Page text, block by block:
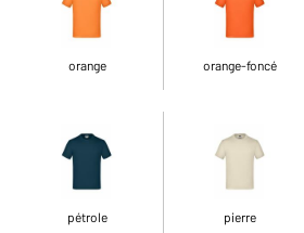
orange orange-foncé
pétrole pierre